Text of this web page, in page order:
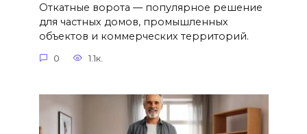
Откатные ворота — популярное решение
для частных домов, промышленных
объектов и коммерческих территорий.
0 1.1к.